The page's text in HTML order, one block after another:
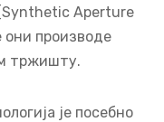
Aperture
они производе
тржишту.
је посебно